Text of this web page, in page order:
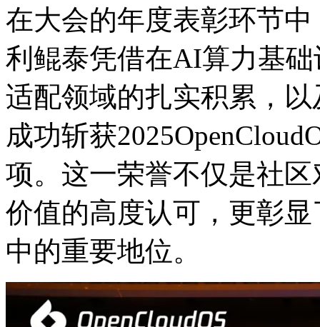
在大会的年度表彰环节中
利鲲泰凭借在AI算力基础
适配领域的扎实积累，
成功斩获
项。这一荣誉不仅是社
价值的高度认可，更
中的重要地位。